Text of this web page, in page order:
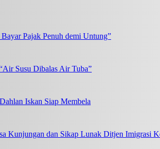
Pajak Penuh demi Untung”
Susu Dibalas Air Tuba”
Iskan Siap Membela
Kunjungan dan Sikap Lunak Ditjen Imigrasi